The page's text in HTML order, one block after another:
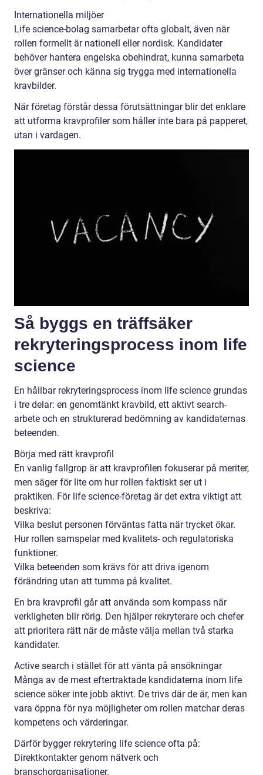
Internationella miljöer
Life science-bolag samarbetar ofta globalt, även när
rollen formellt är nationell eller nordisk. Kandidater
behöver hantera engelska obehindrat, kunna samarbeta
över gränser och känna sig trygga med internationella
kravbilder.
När företag förstår dessa förutsättningar blir det enklare
att utforma kravprofiler som håller inte bara på papperet,
utan i vardagen.
Så byggs en träffsäker
rekryteringsprocess inom life
science
En hållbar rekryteringsprocess inom life science grundas
i tre delar: en genomtänkt kravbild, ett aktivt search-
arbete och en strukturerad bedömning av kandidaternas
beteenden.
Börja med rätt kravprofil
En vanlig fallgrop är att kravprofilen fokuserar på meriter,
men säger för lite om hur rollen faktiskt ser ut i
praktiken. För life science-företag är det extra viktigt att
beskriva:
Vilka beslut personen förväntas fatta när trycket ökar.
Hur rollen samspelar med kvalitets- och regulatoriska
funktioner.
Vilka beteenden som krävs för att driva igenom
förändring utan att tumma på kvalitet.
En bra kravprofil går att använda som kompass när
verkligheten blir rörig. Den hjälper rekryterare och chefer
att prioritera rätt när de måste välja mellan två starka
kandidater.
Active search i stället för att vänta på ansökningar
Många av de mest eftertraktade kandidaterna inom life
science söker inte jobb aktivt. De trivs där de är, men kan
vara öppna för nya möjligheter om rollen matchar deras
kompetens och värderingar.
Därför bygger rekrytering life science ofta på:
Direktkontakter genom nätverk och
branschorganisationer.